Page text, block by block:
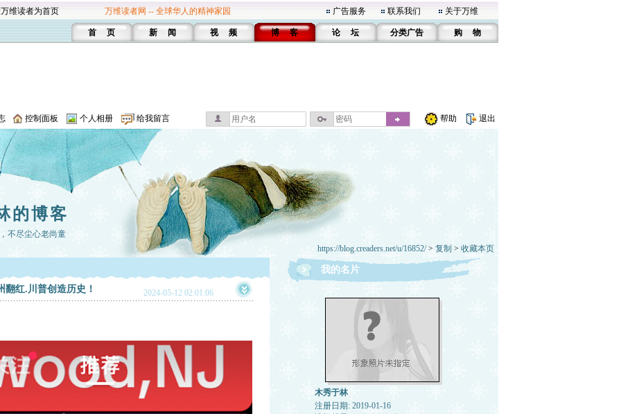
维读者为首页 万维读者网 -- 全球华人的精神家园 广告服务 联系我们 关于万维
首 页 新 闻 视 频 博 客 论 坛 分类广告 购 物
控制面板 个人相册 给我留言 帮助 退出
的博客
不尽尘心老尚童
https://blog.creaders.net/u/16852/> 复制 > 收藏本页
红.川普创造历史！ 2024-05-12 02:01:06
我的名片
木秀于林
注册日期: 2019-01-16